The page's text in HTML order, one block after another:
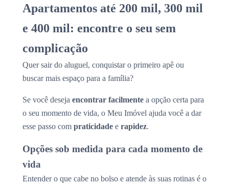
Apartamentos até 200 mil, 300 mil
e 400 mil: encontre o seu sem
complicação
Quer sair do aluguel, conquistar o primeiro apê ou
buscar mais espaço para a família?
Se você deseja encontrar facilmente a opção certa para
o seu momento de vida, o Meu Imóvel ajuda você a dar
esse passo com praticidade e rapidez.
Opções sob medida para cada momento de
vida
Entender o que cabe no bolso e atende às suas rotinas é o